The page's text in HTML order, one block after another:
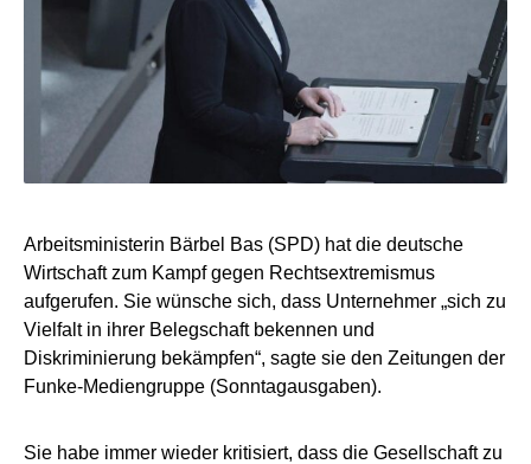
Arbeitsministerin Bärbel Bas (SPD) hat die deutsche
Wirtschaft zum Kampf gegen Rechtsextremismus
aufgerufen. Sie wünsche sich, dass Unternehmer „sich zu
Vielfalt in ihrer Belegschaft bekennen und
Diskriminierung bekämpfen“, sagte sie den Zeitungen der
Funke-Mediengruppe (Sonntagausgaben).
Sie habe immer wieder kritisiert, dass die Gesellschaft zu